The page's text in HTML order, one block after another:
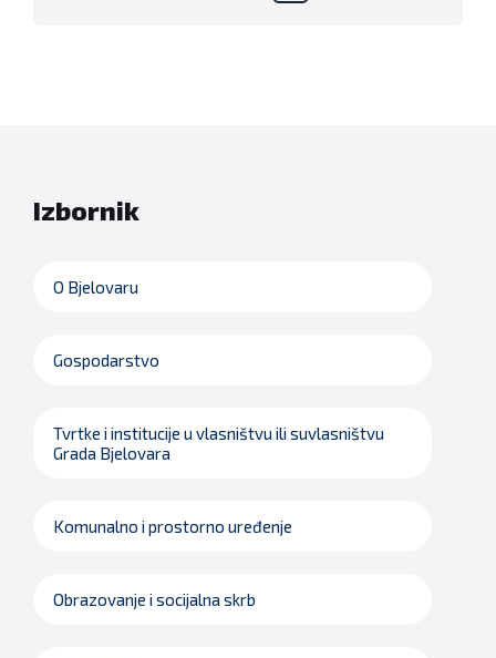
Izbornik
O Bjelovaru
Gospodarstvo
Tvrtke i institucije u vlasništvu ili suvlasništvu
Grada Bjelovara
Komunalno i prostorno uređenje
Obrazovanje i socijalna skrb